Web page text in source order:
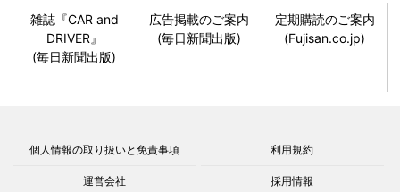
雑誌『CAR and
DRIVER』
(毎日新聞出版)
広告掲載のご案内
(毎日新聞出版)
定期購読のご案内
(Fujisan.co.jp)
個人情報の取り扱いと免責事項 利用規約
運営会社 採用情報